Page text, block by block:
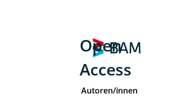
Open
Access
Autoren/innen